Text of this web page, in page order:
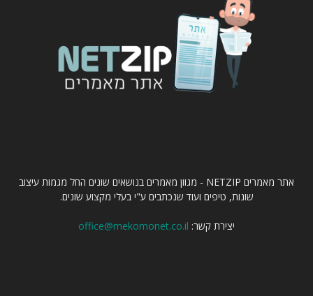
אתר מאמרים NETZIP - מגוון מאמרים בנושאים שונים החל מגמות עיצוב
שונות, טיפים ועוד שנכתבים ע"י בעלי מקצוע שונים.
יצירת קשר: office@mekomonet.co.il